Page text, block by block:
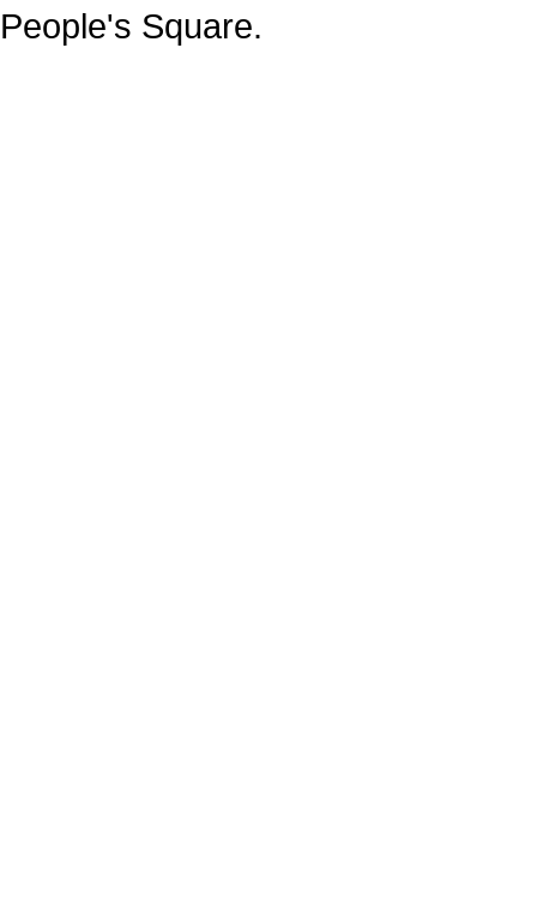
People's Square.